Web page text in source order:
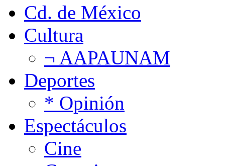
Cd. de México
Cultura
¬ AAPAUNAM
Deportes
* Opinión
Espectáculos
Cine